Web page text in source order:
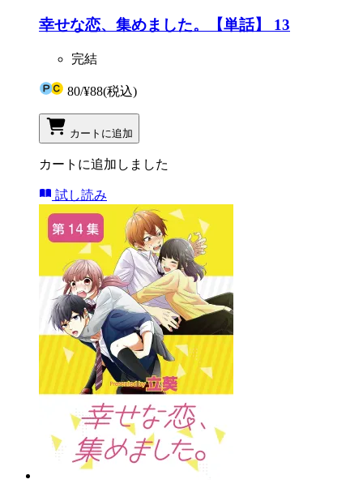
幸せな恋、集めました。【単話】 13
完結
80/¥88(税込)
カートに追加
カートに追加しました
試し読み